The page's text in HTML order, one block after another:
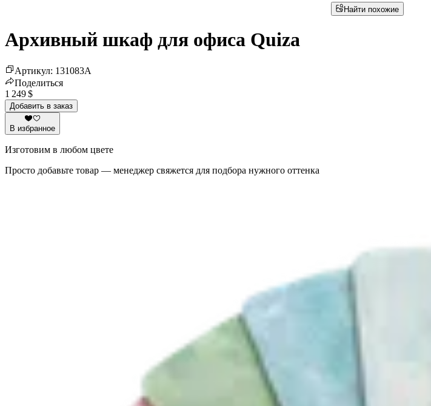
Найти похожие
Архивный шкаф для офиса Quiza
Артикул: 131083A
Поделиться
1 249 $
Добавить в заказ
В избранное
Изготовим в любом цвете
Просто добавьте товар — менеджер свяжется для подбора нужного оттенка